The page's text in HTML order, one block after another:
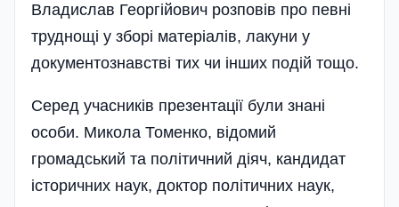
Владислав Геор­гійович розповів про певні
труднощі у зборі матеріалів, лакуни у
документо­знавстві тих чи інших подій тощо.
Серед учасників презентації були знані
особи. Микола Томенко, відомий
громадський та політичний діяч, кандидат
історичних наук, доктор політичних наук,